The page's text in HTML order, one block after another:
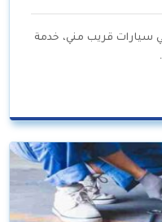
سيارات قريب مني، خدمة